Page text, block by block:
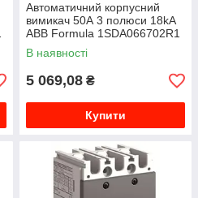
Автоматичний корпусний
вимикач 50А 3 полюси 18kA
ABB Formula 1SDA066702R1
В наявності
5 069,08 ₴
Купити